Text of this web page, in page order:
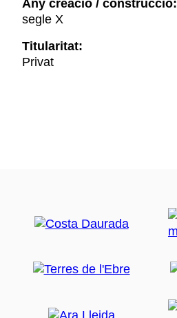
Any creació / construcció:
segle X
Titularitat:
Privat